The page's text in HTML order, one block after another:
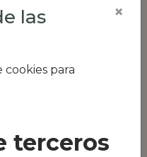
las
cookies para
×
terceros